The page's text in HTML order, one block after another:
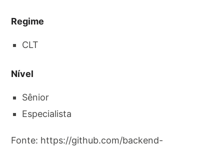
Regime
CLT
Nível
Sênior
Especialista
Fonte: https://github.com/backend-